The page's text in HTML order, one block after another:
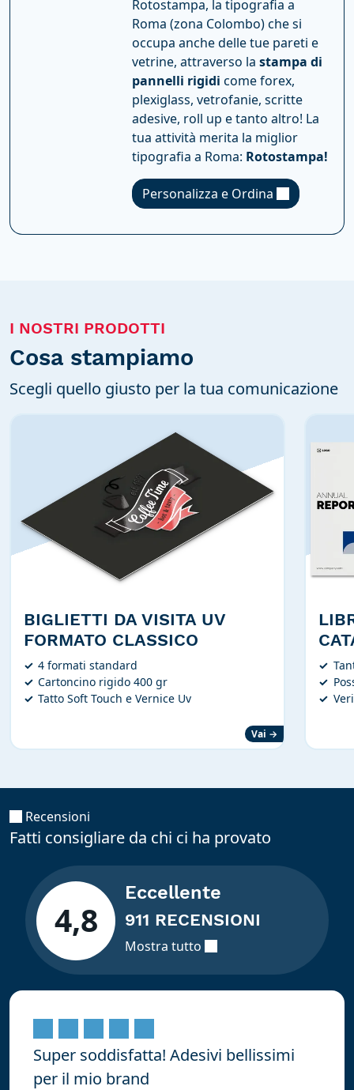
Rotostampa, la tipografia a
Roma (zona Colombo) che si
occupa anche delle tue pareti e
vetrine, attraverso la stampa di
pannelli rigidi come forex,
plexiglass, vetrofanie, scritte
adesive, roll up e tanto altro! La
tua attività merita la miglior
tipografia a Roma: Rotostampa!
Personalizza e Ordina
I NOSTRI PRODOTTI
Cosa stampiamo
Scegli quello giusto per la tua comunicazione
BIGLIETTI DA VISITA UV
FORMATO CLASSICO
4 formati standard
Cartoncino rigido 400 gr
Tatto Soft Touch e Vernice Uv
Vai →
Recensioni
Fatti consigliare da chi ci ha provato
4,8
Eccellente
911 RECENSIONI
Mostra tutto
Super soddisfatta! Adesivi bellissimi
per il mio brand